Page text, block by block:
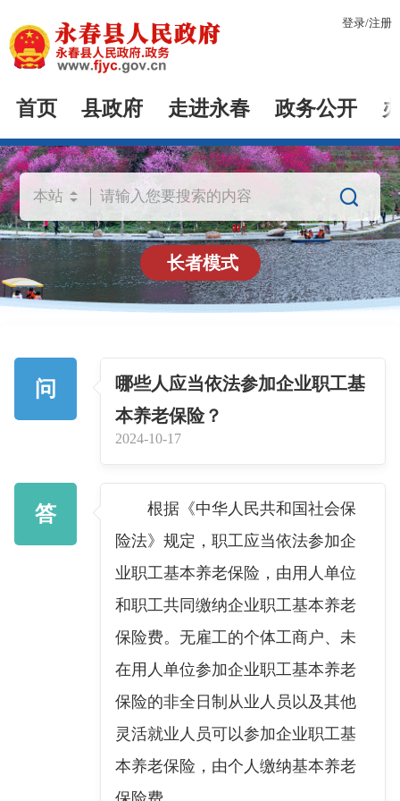
登录/注册
首页 县政府 走进永春 政务公开

长者模式
问
哪些人应当依法参加企业职工基
本养老保险？
2024-10-17
答
根据《中华人民共和国社会保
险法》规定，职工应当依法参加企
业职工基本养老保险，由用人单位
和职工共同缴纳企业职工基本养老
保险费。无雇工的个体工商户、未
在用人单位参加企业职工基本养老
保险的非全日制从业人员以及其他
灵活就业人员可以参加企业职工基
本养老保险，由个人缴纳基本养老